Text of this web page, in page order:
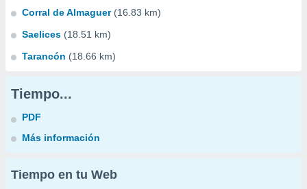
Corral de Almaguer (16.83 km)
Saelices (18.51 km)
Tarancón (18.66 km)
Tiempo...
PDF
Más información
Tiempo en tu Web